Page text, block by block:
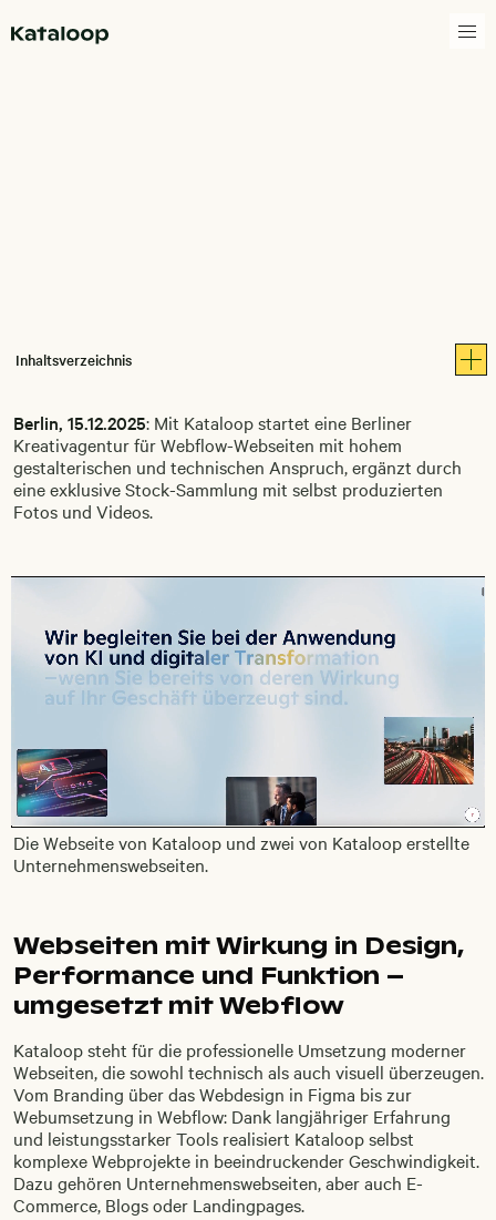
Inhaltsverzeichnis
Berlin, 15.12.2025: Mit Kataloop startet eine Berliner
Kreativagentur für Webflow-Webseiten mit hohem
gestalterischen und technischen Anspruch, ergänzt durch
eine exklusive Stock-Sammlung mit selbst produzierten
Fotos und Videos.
Die Webseite von Kataloop und zwei von Kataloop erstellte
Unternehmenswebseiten.
Webseiten mit Wirkung in Design,
Performance und Funktion –
umgesetzt mit Webflow
Kataloop steht für die professionelle Umsetzung moderner
Webseiten, die sowohl technisch als auch visuell überzeugen.
Vom Branding über das Webdesign in Figma bis zur
Webumsetzung in Webflow: Dank langjähriger Erfahrung
und leistungsstarker Tools realisiert Kataloop selbst
komplexe Webprojekte in beeindruckender Geschwindigkeit.
Dazu gehören Unternehmenswebseiten, aber auch E-
Commerce, Blogs oder Landingpages.